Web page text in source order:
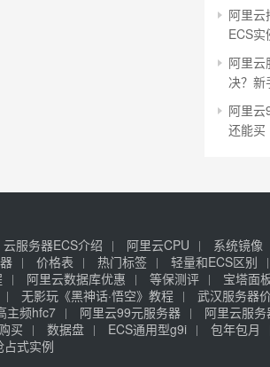
阿里云
ECS
阿里云
决？新
阿里云
还能买
云服务器ECS介绍 阿里云CPU 系统镜像
价格表 热门标签 轻量和ECS区别
阿里云数据库优惠 等保测评
宝塔面
无影玩《黑神话·悟空》教程 武汉服务器
主频hfc7 阿里云99元服务器 阿里云服
买 数据盘 ECS通用型g9i 包年包月
占式实例